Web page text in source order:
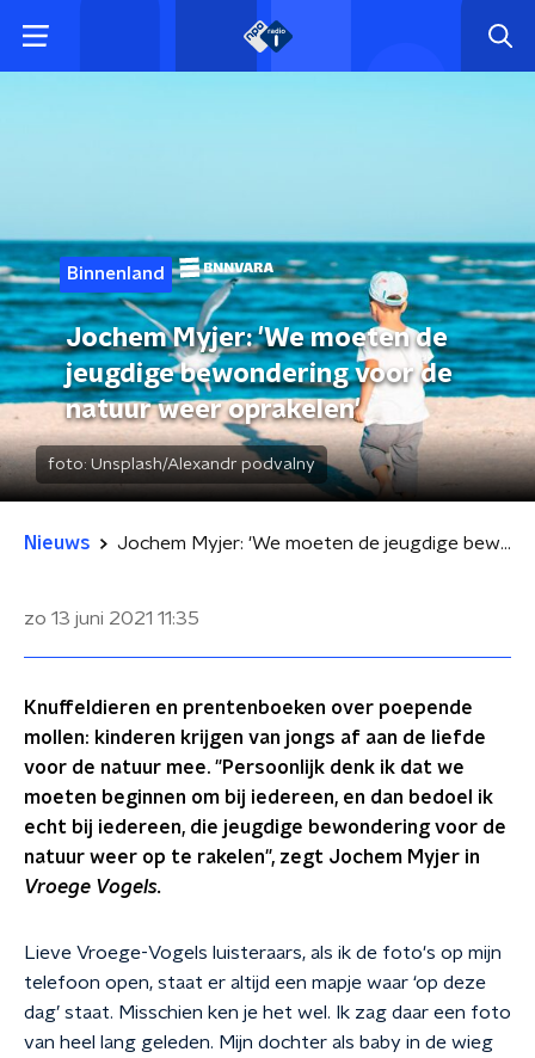
Binnenland
Jochem Myjer: 'We moeten de
jeugdige bewondering voor de
natuur weer oprakelen'
foto: Unsplash/Alexandr podvalny
Nieuws Jochem Myjer: 'We moeten de jeugdige bewondering voor de natuur weer oprakelen'
zo 13 juni 2021 11:35
Knuffeldieren en prentenboeken over poepende
mollen: kinderen krijgen van jongs af aan de liefde
voor de natuur mee. "Persoonlijk denk ik dat we
moeten beginnen om bij iedereen, en dan bedoel ik
echt bij iedereen, die jeugdige bewondering voor de
natuur weer op te rakelen", zegt Jochem Myjer in
Vroege Vogels.
Lieve Vroege-Vogels luisteraars, als ik de foto's op mijn
telefoon open, staat er altijd een mapje waar ‘op deze
dag’ staat. Misschien ken je het wel. Ik zag daar een foto
van heel lang geleden. Mijn dochter als baby in de wieg